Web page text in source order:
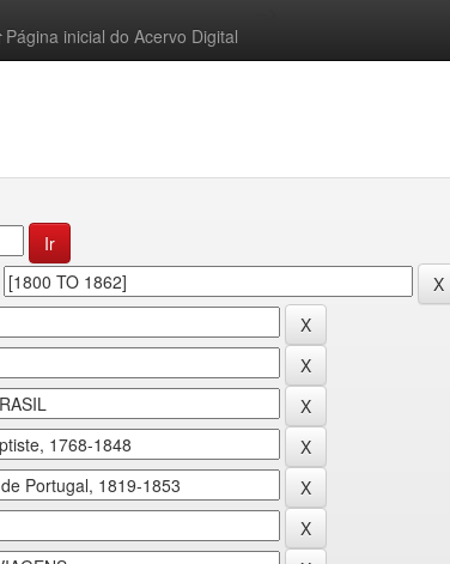
Página inicial do Acervo Digital